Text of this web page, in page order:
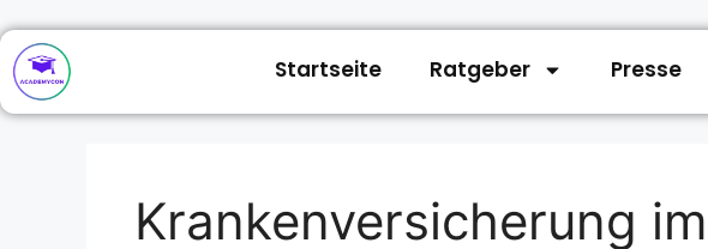
Startseite Ratgeber Presse
Krankenversicherung